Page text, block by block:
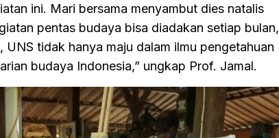
ini. Mari bersama menyambut dies natalis
pentas budaya bisa diadakan setiap bulan,
tidak hanya maju dalam ilmu pengetahuan
budaya Indonesia,” ungkap Prof. Jamal.